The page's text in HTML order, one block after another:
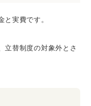
と実費です。
立替制度の対象外とさ